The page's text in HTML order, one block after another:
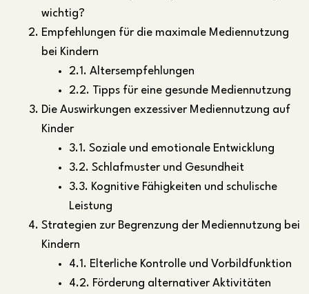
wichtig?
Empfehlungen für die maximale Mediennutzung
bei Kindern
2.1. Altersempfehlungen
2.2. Tipps für eine gesunde Mediennutzung
Die Auswirkungen exzessiver Mediennutzung auf
Kinder
3.1. Soziale und emotionale Entwicklung
3.2. Schlafmuster und Gesundheit
3.3. Kognitive Fähigkeiten und schulische
Leistung
Strategien zur Begrenzung der Mediennutzung bei
Kindern
4.1. Elterliche Kontrolle und Vorbildfunktion
4.2. Förderung alternativer Aktivitäten